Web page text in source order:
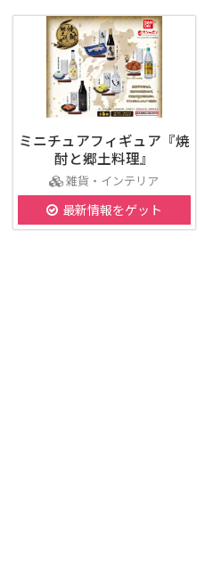
ミニチュアフィギュア『焼
酎と郷土料理』
雑貨・インテリア
最新情報をゲット